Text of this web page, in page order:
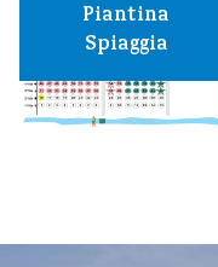
Piantina
Spiaggia